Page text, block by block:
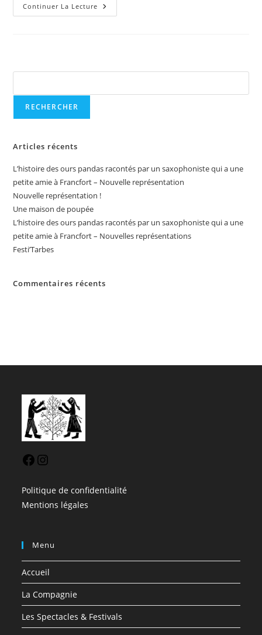
Continuer La Lecture Les
Règles
!
RECHERCHER
Articles récents
L’histoire des ours pandas racontés par un saxophoniste qui a une
petite amie à Francfort – Nouvelle représentation
Nouvelle représentation !
Une maison de poupée
L’histoire des ours pandas racontés par un saxophoniste qui a une
petite amie à Francfort – Nouvelles représentations
Festi’Tarbes
Commentaires récents
Facebook
Politique de confidentialité
Mentions légales
Menu
Accueil
La Compagnie
Les Spectacles & Festivals